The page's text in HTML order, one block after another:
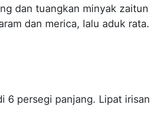
dan tuangkan minyak zaitun
dan merica, lalu aduk rata.
6 persegi panjang. Lipat irisan